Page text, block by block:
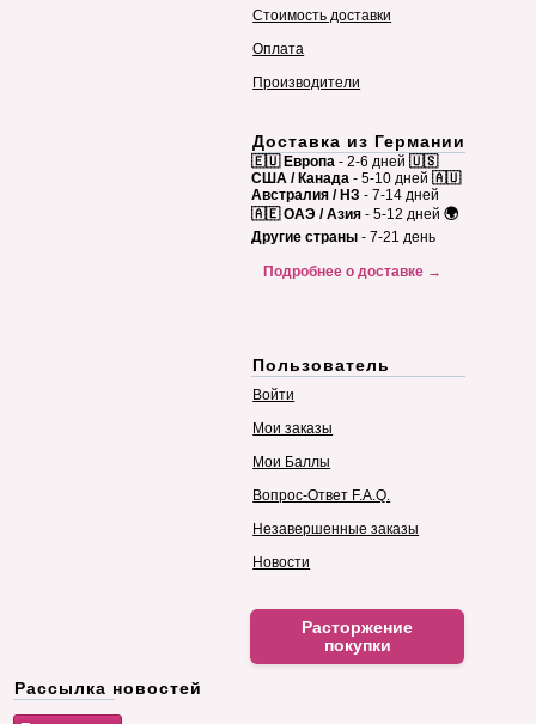
Стоимость доставки
Оплата
Производители
Доставка из Германии
🇪🇺 Европа - 2-6 дней 🇺🇸
США / Канада - 5-10 дней 🇦🇺
Австралия / НЗ - 7-14 дней
🇦🇪 ОАЭ / Азия - 5-12 дней 🌍
Другие страны - 7-21 день
Подробнее о доставке →
Пользователь
Войти
Мои заказы
Мои Баллы
Вопрос-Ответ F.A.Q.
Незавершенные заказы
Новости
Расторжение
покупки
Рассылка новостей